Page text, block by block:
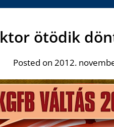
ötödik
Posted on 2012.